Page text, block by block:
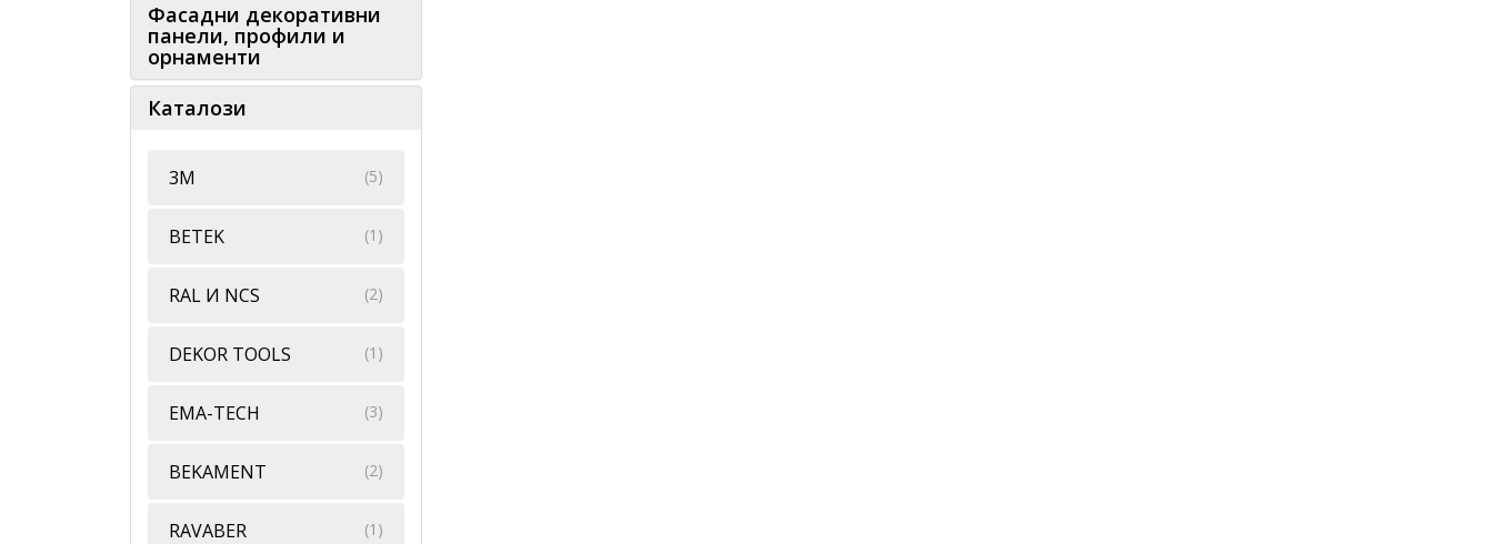
Фасадни декоративни
панели, профили и
орнаменти
Каталози
(5)
3М
(1)
BETEK
(2)
RAL И NCS
(1)
DEKOR TOOLS
(3)
EMA-TECH
(2)
BEKAMENT
(1)
RAVABER